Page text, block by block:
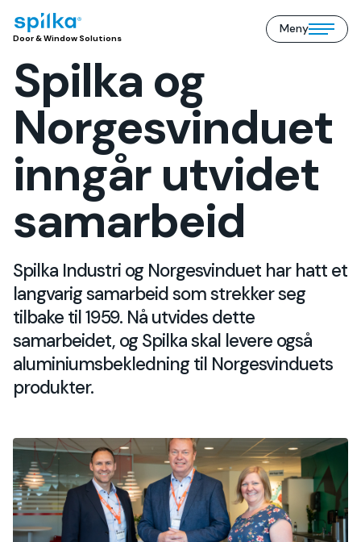
Door
Solutions
(NO)
Door & Window Solutions
Meny
Open/close
Spilka og
Norgesvinduet
inngår utvidet
samarbeid
Spilka Industri og Norgesvinduet har hatt et
langvarig samarbeid som strekker seg
tilbake til 1959. Nå utvides dette
samarbeidet, og Spilka skal levere også
aluminiumsbekledning til Norgesvinduets
produkter.